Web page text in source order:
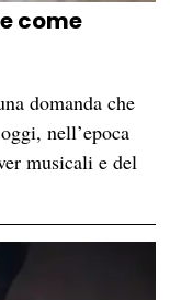
come
domanda che
nell’epoca
musicali e del